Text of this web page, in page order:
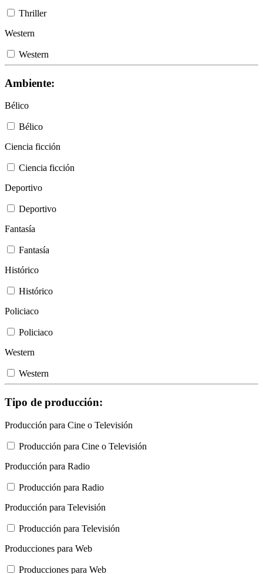
Thriller
Western
Western
Ambiente:
Bélico
Bélico
Ciencia ficción
Ciencia ficción
Deportivo
Deportivo
Fantasía
Fantasía
Histórico
Histórico
Policiaco
Policiaco
Western
Western
Tipo de producción:
Producción para Cine o Televisión
Producción para Cine o Televisión
Producción para Radio
Producción para Radio
Producción para Televisión
Producción para Televisión
Producciones para Web
Producciones para Web